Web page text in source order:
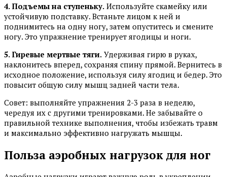
4. Подъемы на ступеньку. Используйте скамейку или
устойчивую подставку. Встаньте лицом к ней и
поднимитесь на одну ногу, затем опуститесь и смените
ногу. Это упражнение тренирует ягодицы и ноги.
5. Гиревые мертвые тяги. Удерживая гирю в руках,
наклонитесь вперед, сохраняя спину прямой. Вернитесь в
исходное положение, используя силу ягодиц и бедер. Это
повысит общую силу мышц задней части тела.
Совет: выполняйте упражнения 2-3 раза в неделю,
чередуя их с другими тренировками. Не забывайте о
правильной технике выполнения, чтобы избежать травм
и максимально эффективно нагружать мышцы.
Польза аэробных нагрузок для ног